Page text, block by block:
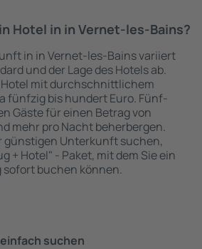
Hotel in in Vernet-les-Bains?
in in Vernet-les-Bains variiert
und der Lage des Hotels ab.
mit durchschnittlichem
fünfzig bis hundert Euro. Fünf-
Gäste für einen Betrag von
mehr pro Nacht beherbergen.
günstigen Unterkunft suchen,
+ Hotel" - Paket, mit dem Sie ein
sofort buchen können.
suchen